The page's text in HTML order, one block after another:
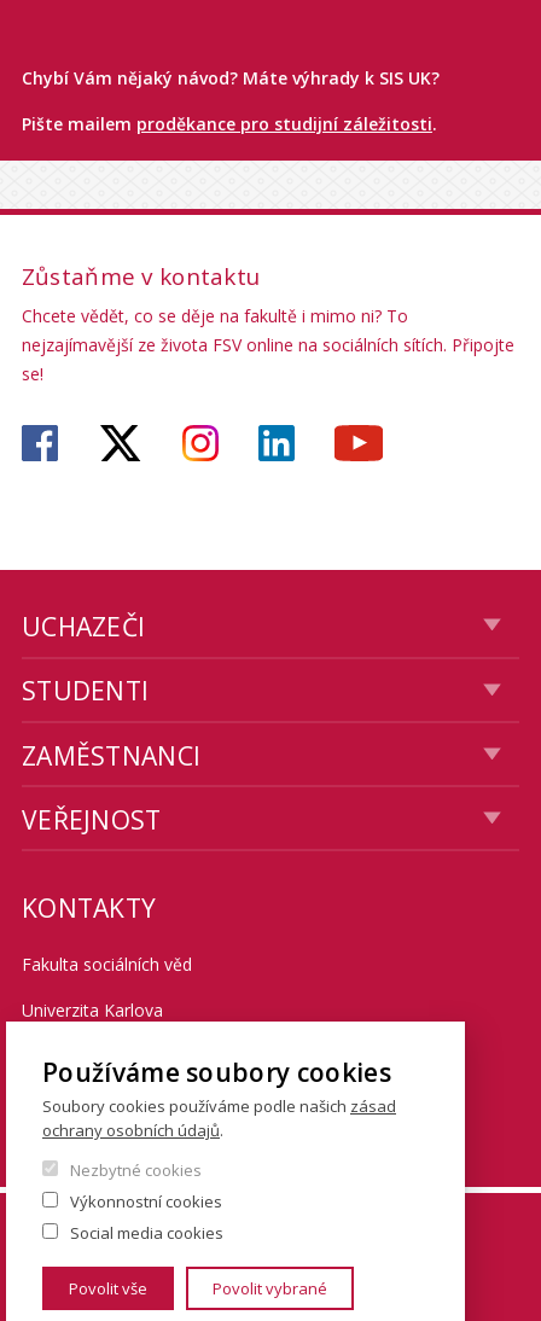
Chybí Vám nějaký návod? Máte výhrady k SIS UK?
Pište mailem proděkance pro studijní záležitosti.
Zůstaňme v kontaktu
Chcete vědět, co se děje na fakultě i mimo ni? To
nejzajímavější ze života FSV online na sociálních sítích. Připojte
se!
UCHAZEČI
STUDENTI
ZAMĚSTNANCI
VEŘEJNOST
KONTAKTY
Fakulta sociálních věd
Univerzita Karlova
Smetanovo nábřeží 6
Praha 1 110 01
Tel.: + 420 222 112 111
© FSV UK 2026, photo: UK ,
www.cuni.cz
Používáme soubory cookies
Soubory cookies používáme podle našich zásad
ochrany osobních údajů.
Nezbytné cookies
Výkonnostní cookies
Social media cookies
Povolit vše Povolit vybrané